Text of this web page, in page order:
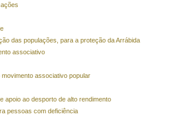
das populações, para a proteção da Arrábida
associativo
associativo popular
apoio ao desporto de alto rendimento
pessoas com deficiência